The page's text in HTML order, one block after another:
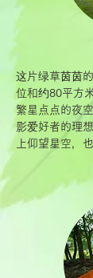
这片绿草茵茵
位和约80平方
繁星点点的夜
影爱好者的理
上仰望星空，